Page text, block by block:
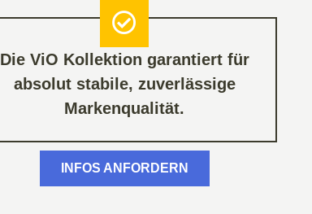
Die ViO Kollektion garantiert für
absolut stabile, zuverlässige
Markenqualität.
INFOS ANFORDERN